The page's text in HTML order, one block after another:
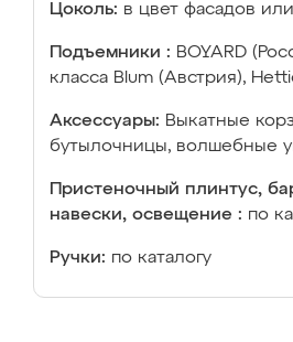
Цоколь: в цвет фасадов
Подъемники : BOYARD
класса Blum (Австрия),
Аксессуары: Выкатные
бутылочницы, волшебные
Пристеночный плинтус,
навески, освещение : по
Ручки: по каталогу